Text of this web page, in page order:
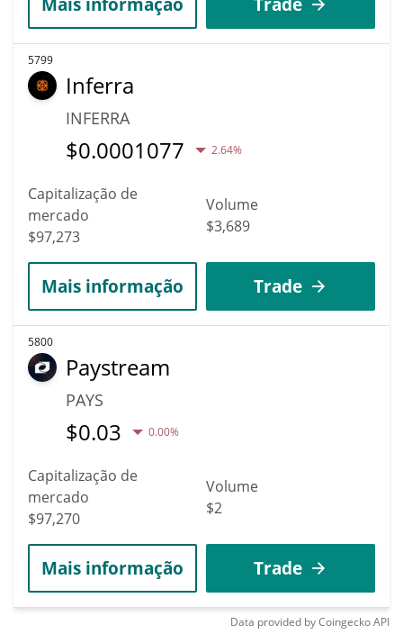
5799
Inferra
INFERRA
$0.0001077 2.64%
Capitalização de
mercado
$97,273
Volume
$3,689
Mais informação Trade
5800
Paystream
PAYS
$0.03 0.00%
Capitalização de
mercado
$97,270
Volume
$2
Mais informação Trade
Data provided byCoingeckoAPI